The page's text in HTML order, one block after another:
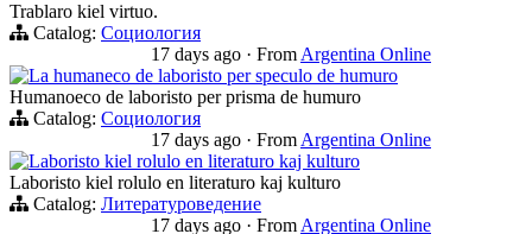
Trablaro kiel virtuo.
Catalog: Социология
17 days ago · From Argentina Online
La humaneco de laboristo per speculo de humuro
Humanoeco de laboristo per prisma de humuro
Catalog: Социология
17 days ago · From Argentina Online
Laboristo kiel rolulo en literaturo kaj kulturo
Laboristo kiel rolulo en literaturo kaj kulturo
Catalog: Литературоведение
17 days ago · From Argentina Online